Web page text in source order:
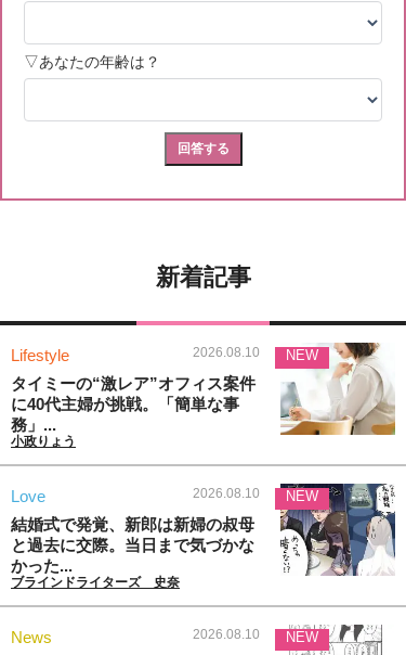
新着記事
Lifestyle 2026.08.10
タイミーの“激レア”オフィス案件
に40代主婦が挑戦。「簡単な事
務」...
小政りょう
NEW
Love 2026.08.10
結婚式で発覚、新郎は新婦の叔母
と過去に交際。当日まで気づかな
かった...
ブラインドライターズ 史奈
NEW
News 2026.08.10 NEW